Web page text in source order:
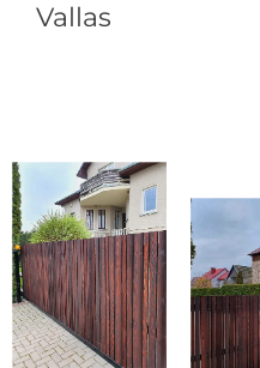
Vallas